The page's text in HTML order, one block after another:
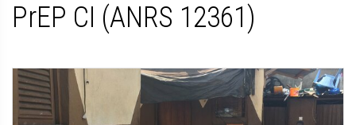
PrEP CI (ANRS 12361)